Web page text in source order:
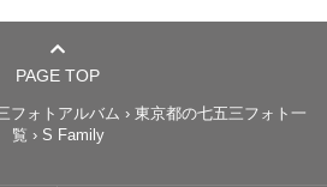
PAGE TOP
フォトアルバム › 東京都の七五三フォト一
覧 › S Family